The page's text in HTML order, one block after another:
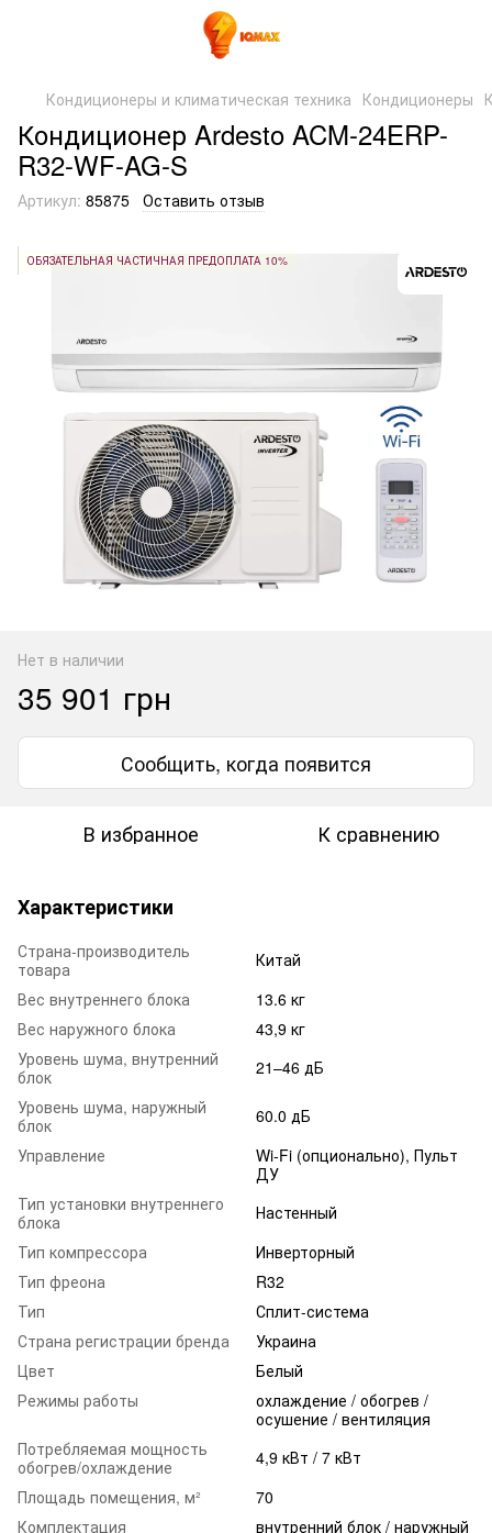
Кондиционеры и климатическая техника Кондиционеры
Кондиционер Ardesto ACM-24ERP-
R32-WF-AG-S
Артикул: 85875 Оставить отзыв
ОБЯЗАТЕЛЬНАЯ ЧАСТИЧНАЯ ПРЕДОПЛАТА 10%
Нет в наличии
35 901 грн
Сообщить, когда появится
В избранное К сравнению
Характеристики
Страна-производитель
товара
Китай
Вес внутреннего блока
13.6 кг
Вес наружного блока
43,9 кг
Уровень шума, внутренний
блок
21–46 дБ
Уровень шума, наружный
блок
60.0 дБ
Управление
Wi-Fi (опционально), Пульт
ДУ
Тип установки внутреннего
блока
Настенный
Тип компрессора
Инверторный
Тип фреона
R32
Тип
Сплит-система
Страна регистрации бренда
Украина
Цвет
Белый
Режимы работы
охлаждение / обогрев /
осушение / вентиляция
Потребляемая мощность
обогрев/охлаждение
4,9 кВт / 7 кВт
Площадь помещения, м²
70
Комплектация
внутренний блок / наружный